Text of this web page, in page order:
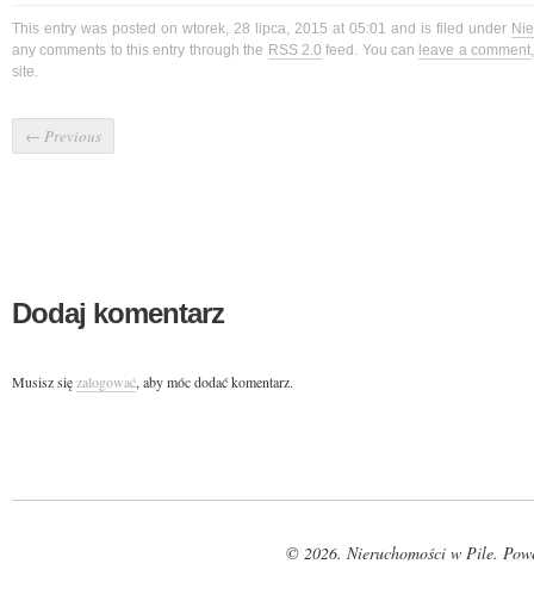
This entry was posted on wtorek, 28 lipca, 2015 at 05:01 and is filed under
any comments to this entry through the RSS 2.0 feed. You can leave a comment
site.
← Previous
Dodaj komentarz
Musisz sięzalogować, aby móc dodać komentarz.
© 2026. Nieruchomości w Pile.